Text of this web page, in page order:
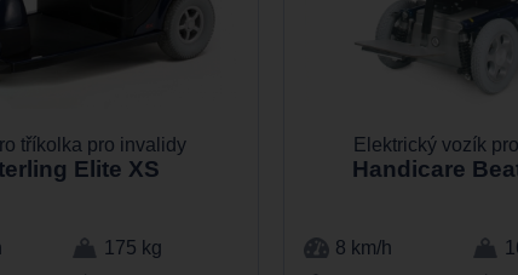
tříkolka pro invalidy
Elite XS
175 kg
Elektrický vozík
Handicare
8 km/h